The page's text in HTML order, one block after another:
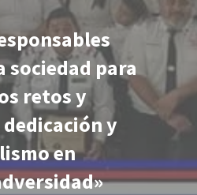
sociedad para
retos y
y
en